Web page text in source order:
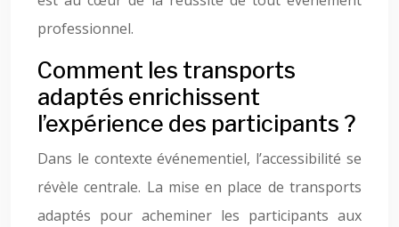
professionnel.
Comment les transports
adaptés enrichissent
l’expérience des participants ?
Dans le contexte événementiel, l’accessibilité se
révèle centrale. La mise en place de transports
adaptés pour acheminer les participants aux